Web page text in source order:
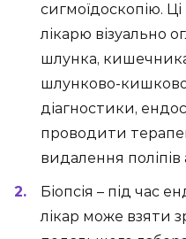
сигмоїдоскопію.
лікарю візуально
шлунка,
шлунково-
діагностики,
проводити
видалення поліпів
Біопсія – під час
лікар може взяти